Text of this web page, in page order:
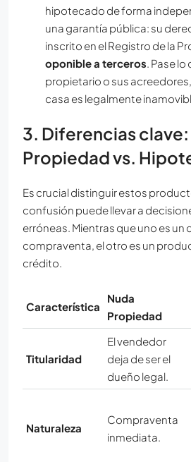
hipotecado de forma
una garantía pública: su
inscrito en el Registro de la
oponible a terceros. Pase
propietario o sus
casa es legalmente
3. Diferencias
Propiedad vs.
Es crucial distinguir estos
confusión puede llevar a
erróneas. Mientras que uno es
compraventa, el otro es un
crédito.
Característica
Nuda
Propiedad
Titularidad
El vendedor
deja de ser el
dueño legal.
Naturaleza
Compraventa
inmediata.